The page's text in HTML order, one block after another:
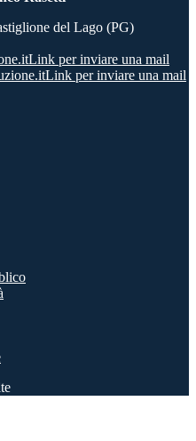
del Lago (PG)
Link per inviare una mail
Link per inviare una mail